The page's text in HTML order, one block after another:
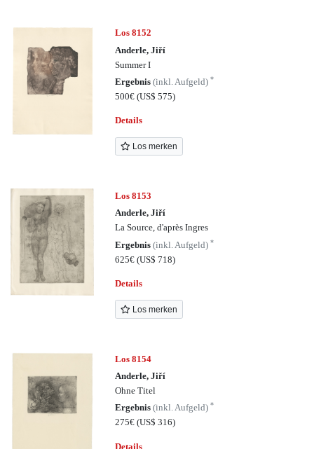
Los 8152
Anderle, Jiří
Summer I
Ergebnis(inkl. Aufgeld)*
500€(US$ 575)
Details
Los merken
Los 8153
Anderle, Jiří
La Source, d'après Ingres
Ergebnis(inkl. Aufgeld)*
625€(US$ 718)
Details
Los merken
Los 8154
Anderle, Jiří
Ohne Titel
Ergebnis(inkl. Aufgeld)*
275€(US$ 316)
Details